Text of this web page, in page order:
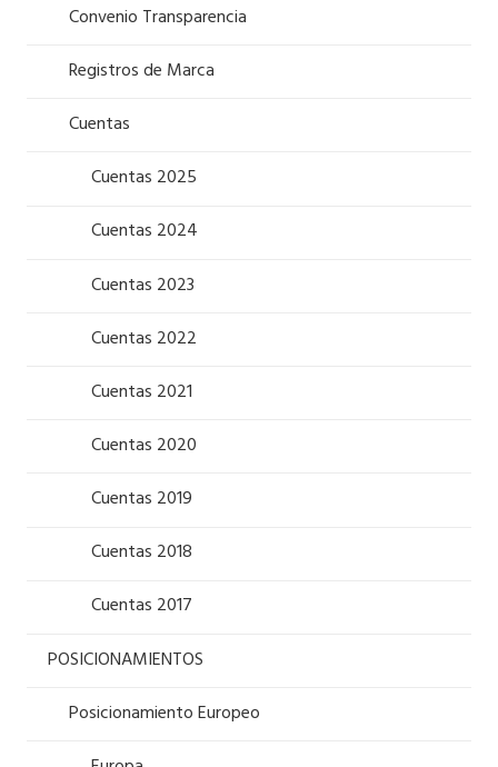
Convenio Transparencia
Registros de Marca
Cuentas
Cuentas 2025
Cuentas 2024
Cuentas 2023
Cuentas 2022
Cuentas 2021
Cuentas 2020
Cuentas 2019
Cuentas 2018
Cuentas 2017
POSICIONAMIENTOS
Posicionamiento Europeo